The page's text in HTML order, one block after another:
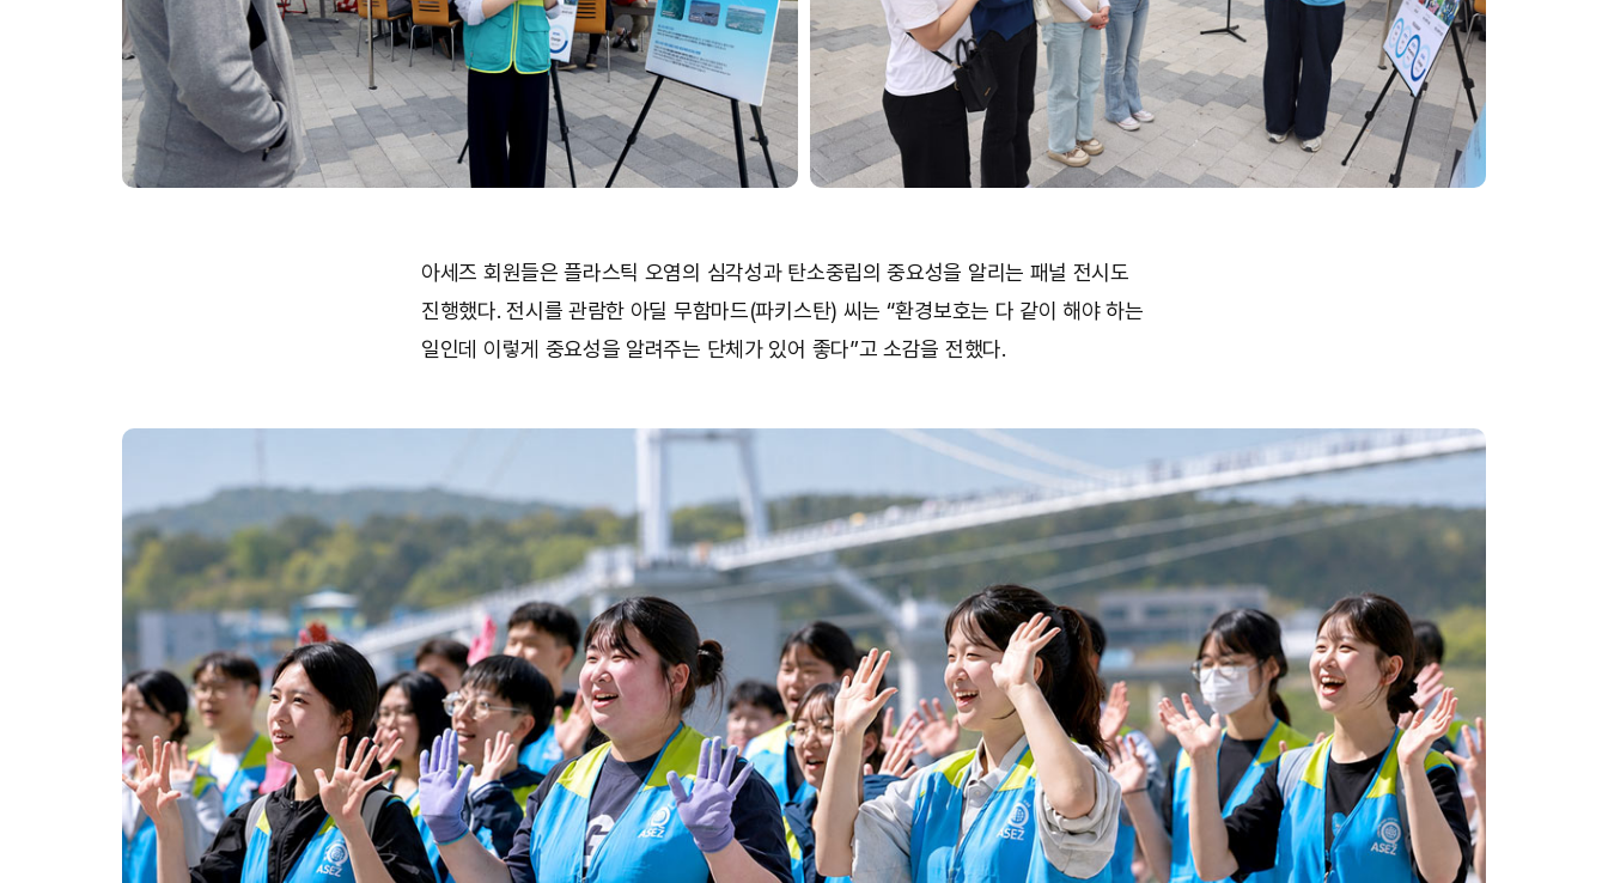
아세즈 회원들은 플라스틱 오염의 심각성과 탄소중립의 중요성을 알리는 패널 전시도
진행했다. 전시를 관람한 아딜 무함마드(파키스탄) 씨는 “환경보호는 다 같이 해야 하는
일인데 이렇게 중요성을 알려주는 단체가 있어 좋다”고 소감을 전했다.